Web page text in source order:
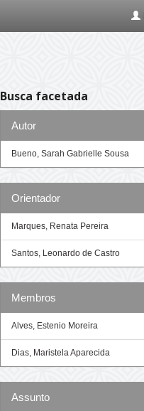
Busca facetada
Autor
Bueno, Sarah Gabrielle Sousa
Orientador
Marques, Renata Pereira
Santos, Leonardo de Castro
Membros
Alves, Estenio Moreira
Dias, Maristela Aparecida
Assunto